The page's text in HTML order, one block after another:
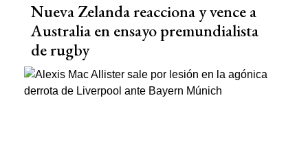
Nueva Zelanda reacciona y vence a
Australia en ensayo premundialista
de rugby